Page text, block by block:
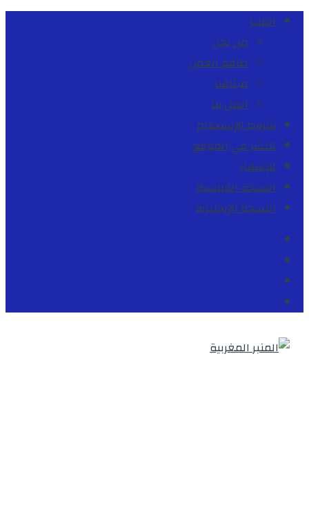
المنبر
من نحن
طاقم العمل
ميثاقنا
اتصل بنا
شروط الإستخدام
للنشر في الموقع
للإشهار
النسخة الفرنسية
النسخة الإنجليزية